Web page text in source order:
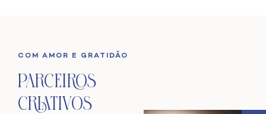
COM AMOR E GRATIDÃO
Parceiros
Criativos